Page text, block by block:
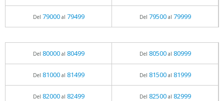
Del 79000al 79499 Del 79500al 79999
Del 80000al 80499 Del 80500al 80999
Del 81000al 81499 Del 81500al 81999
Del 82000al 82499 Del 82500al 82999